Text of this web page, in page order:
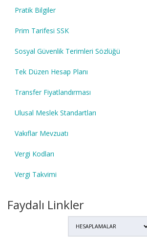
Pratik Bilgiler
Prim Tarifesi SSK
Sosyal Güvenlik Terimleri Sözlüğü
Tek Düzen Hesap Planı
Transfer Fiyatlandırması
Ulusal Meslek Standartları
Vakıflar Mevzuatı
Vergi Kodları
Vergi Takvimi
Faydalı Linkler